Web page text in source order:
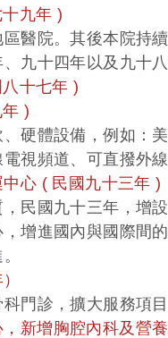
九年 )
醫院。其後本院持
九十四年以及九十
十七年 )
)
硬體設備，例如：
視頻道、可直撥外
心 ( 民國九十三年 )
民國九十三年，增
增進國內與國際間
門診，擴大服務項目
新增胸腔內科及營